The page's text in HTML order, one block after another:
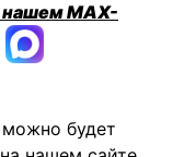
нашем MAX-
будет